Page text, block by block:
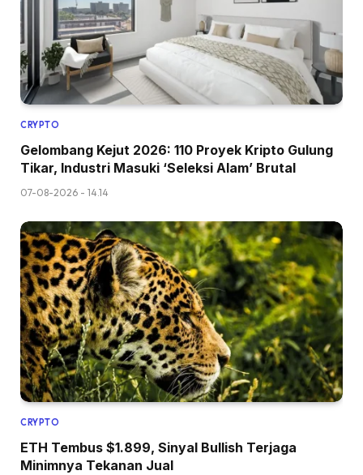
CRYPTO
Gelombang Kejut 2026: 110 Proyek Kripto Gulung
Tikar, Industri Masuki ‘Seleksi Alam’ Brutal
07-08-2026 - 14.14
CRYPTO
ETH Tembus $1.899, Sinyal Bullish Terjaga
Minimnya Tekanan Jual